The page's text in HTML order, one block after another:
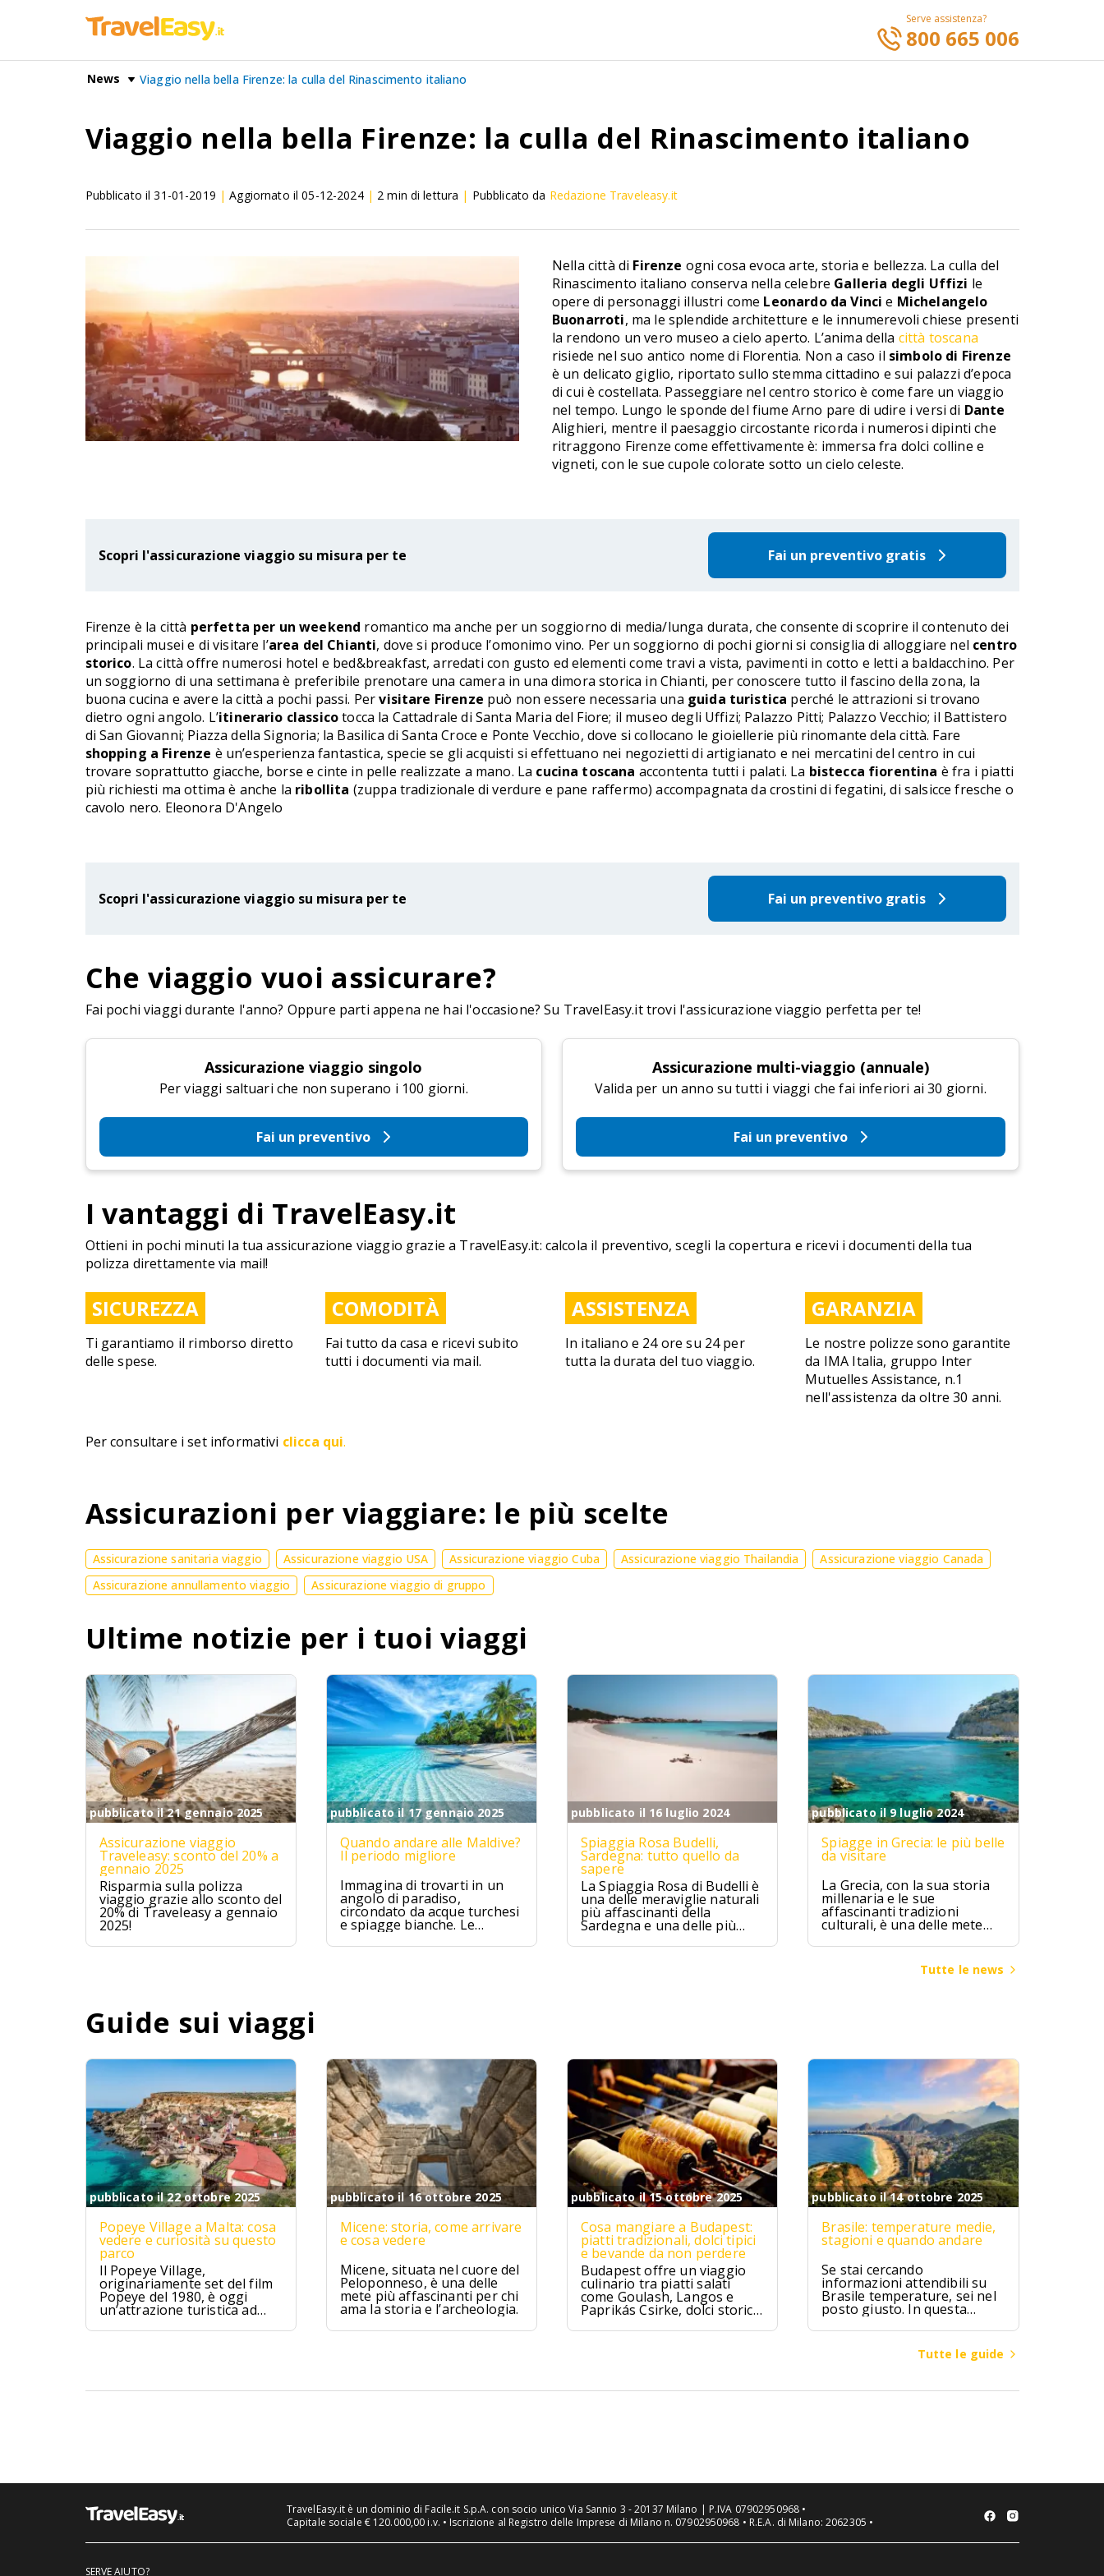
Serve assistenza?
800 665 006
News Viaggio nella bella Firenze: la culla del Rinascimento italiano
Viaggio nella bella Firenze: la culla del Rinascimento italiano
Pubblicato il31-01-2019 |Aggiornato il05-12-2024| 2 min di lettura | Pubblicato da Redazione Traveleasy.it
Nella città di Firenze ogni cosa evoca arte, storia e bellezza. La culla del
Rinascimento italiano conserva nella celebre Galleria degli Uffizi le
opere di personaggi illustri come Leonardo da Vinci e Michelangelo
Buonarroti, ma le splendide architetture e le innumerevoli chiese presenti
la rendono un vero museo a cielo aperto. L’anima della città toscana
risiede nel suo antico nome di Florentia. Non a caso il simbolo di Firenze
è un delicato giglio, riportato sullo stemma cittadino e sui palazzi d’epoca
di cui è costellata. Passeggiare nel centro storico è come fare un viaggio
nel tempo. Lungo le sponde del fiume Arno pare di udire i versi di Dante
Alighieri, mentre il paesaggio circostante ricorda i numerosi dipinti che
ritraggono Firenze come effettivamente è: immersa fra dolci colline e
vigneti, con le sue cupole colorate sotto un cielo celeste.
Scopri l'assicurazione viaggio su misura per te Fai un preventivo gratis
Firenze è la città perfetta per un weekend romantico ma anche per un soggiorno di media/lunga durata, che consente di scoprire il contenuto dei
principali musei e di visitare l’area del Chianti, dove si produce l’omonimo vino. Per un soggiorno di pochi giorni si consiglia di alloggiare nel centro
storico. La città offre numerosi hotel e bed&breakfast, arredati con gusto ed elementi come travi a vista, pavimenti in cotto e letti a baldacchino. Per
un soggiorno di una settimana è preferibile prenotare una camera in una dimora storica in Chianti, per conoscere tutto il fascino della zona, la
buona cucina e avere la città a pochi passi. Pervisitare Firenze può non essere necessaria una guida turistica perché le attrazioni si trovano
dietro ogni angolo. L’itinerario classicotocca la Cattadrale di Santa Maria del Fiore; il museo degli Uffizi; Palazzo Pitti; Palazzo Vecchio; il Battistero
di San Giovanni; Piazza della Signoria; la Basilica di Santa Croce e Ponte Vecchio, dove si collocano le gioiellerie più rinomante dela città. Fare
shopping a Firenze è un’esperienza fantastica, specie se gli acquisti si effettuano nei negozietti di artigianato e nei mercatini del centro in cui
trovare soprattutto giacche, borse e cinte in pelle realizzate a mano. La cucina toscana accontenta tutti i palati. La bistecca fiorentina è fra i piatti
più richiesti ma ottima è anche la ribollita (zuppa tradizionale di verdure e pane raffermo) accompagnata da crostini di fegatini, di salsicce fresche o
cavolo nero. Eleonora D'Angelo
Scopri l'assicurazione viaggio su misura per te Fai un preventivo gratis
Che viaggio vuoi assicurare?
Fai pochi viaggi durante l'anno? Oppure parti appena ne hai l'occasione? Su TravelEasy.it trovi l'assicurazione viaggio perfetta per te!
Assicurazione viaggio singolo
Per viaggi saltuari che non superano i 100 giorni.
Fai un preventivo
Assicurazione multi-viaggio (annuale)
Valida per un anno su tutti i viaggi che fai inferiori ai 30 giorni.
Fai un preventivo
I vantaggi di TravelEasy.it
Ottieni in pochi minuti la tua assicurazione viaggio grazie a TravelEasy.it: calcola il preventivo, scegli la copertura e ricevi i documenti della tua
polizza direttamente via mail!
SICUREZZA
Ti garantiamo il rimborso diretto
delle spese.
COMODITÀ
Fai tutto da casa e ricevi subito
tutti i documenti via mail.
ASSISTENZA
In italiano e 24 ore su 24 per
tutta la durata del tuo viaggio.
GARANZIA
Le nostre polizze sono garantite
da IMA Italia, gruppo Inter
Mutuelles Assistance, n.1
nell'assistenza da oltre 30 anni.
Per consultare i set informativi clicca qui.
Assicurazioni per viaggiare: le più scelte
Assicurazione sanitaria viaggio Assicurazione viaggio USA Assicurazione viaggio Cuba Assicurazione viaggio Thailandia
Assicurazione viaggio Canada
Assicurazione annullamento viaggio
Assicurazione viaggio di gruppo
Ultime notizie per i tuoi viaggi
pubblicato il 21 gennaio 2025
Assicurazione viaggio
Traveleasy: sconto del 20% a
gennaio 2025
Risparmia sulla polizza
viaggio grazie allo sconto del
20% di Traveleasy a gennaio
2025!
pubblicato il 17 gennaio 2025
Quando andare alle Maldive?
Il periodo migliore
Immagina di trovarti in un
angolo di paradiso,
circondato da acque turchesi
e spiagge bianche. Le
Maldive sono proprio
questo, un sogno che si
pubblicato il 16 luglio 2024
Spiaggia Rosa Budelli,
Sardegna: tutto quello da
sapere
La Spiaggia Rosa di Budelli è
una delle meraviglie naturali
più affascinanti della
Sardegna e una delle più
famose d'Italia. Situata
nell'Arcipelago della
pubblicato il 9 luglio 2024
Spiagge in Grecia: le più belle
da visitare
La Grecia, con la sua storia
millenaria e le sue
affascinanti tradizioni
culturali, è una delle mete
mondo. Terra di miti e
leggende, la Grecia ha visto
fiorire alcune delle più
architettura e filosofia.
Tutte le news
Guide sui viaggi
pubblicato il 22 ottobre 2025
Popeye Village a Malta: cosa
vedere e curiosità su questo
parco
Il Popeye Village,
originariamente set del film
Popeye del 1980, è oggi
un’attrazione turistica ad
pubblicato il 16 ottobre 2025
Micene: storia, come arrivare
e cosa vedere
Micene, situata nel cuore del
Peloponneso, è una delle
mete più affascinanti per chi
ama la storia e l’archeologia.
pubblicato il 15 ottobre 2025
Cosa mangiare a Budapest:
piatti tradizionali, dolci tipici
e bevande da non perdere
Budapest offre un viaggio
culinario tra piatti salati
come Goulash, Langos e
Paprikás Csirke, dolci storici
come Dobos Torte e
Kürtőskalács, e distillati tipici
pubblicato il 14 ottobre 2025
Brasile: temperature medie,
stagioni e quando andare
Se stai cercando
informazioni attendibili su
Brasile temperature, sei nel
posto giusto. In questa
guida troverai valori medi
mensili, differenze climatiche
tra regioni (Amazzonia,
Nord-Est, Sud-Est, Sud,
quando andare in Brasile per
Tutte le guide
TravelEasy.it è un dominio di Facile.it S.p.A. con socio unico Via Sannio 3 - 20137 Milano | P.IVA 07902950968 •
Capitale sociale € 120.000,00 i.v. • Iscrizione al Registro delle Imprese di Milano n. 07902950968 • R.E.A. di Milano: 2062305 •
SERVE AIUTO?